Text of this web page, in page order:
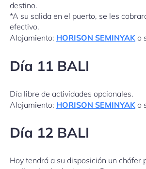
destino.
*A su salida en el puerto, se les
efectivo.
Alojamiento: HORISON SEMINYAK o
Día 11 BALI
Día libre de actividades opcionales.
Alojamiento: HORISON SEMINYAK o
Día 12 BALI
Hoy tendrá a su disposición un chófer